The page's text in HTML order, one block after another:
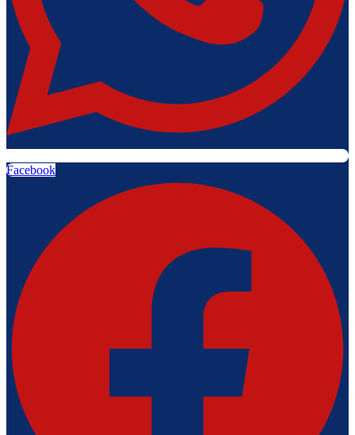
Facebook